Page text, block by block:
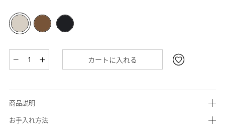
カートに入れる
商品説明
お手入れ方法